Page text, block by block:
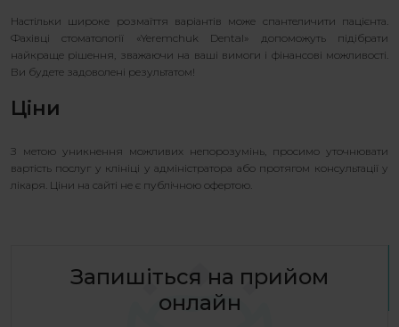
Настільки широке розмаїття варіантів може спантеличити пацієнта.
Фахівці стоматології «Yeremchuk Dental» допоможуть підібрати
найкраще рішення, зважаючи на ваші вимоги і фінансові можливості.
Ви будете задоволені результатом!
Ціни
З метою уникнення можливих непорозумінь, просимо уточнювати
вартість послуг у клініці у адміністратора або протягом консультації у
лікаря. Ціни на сайті не є публічною офертою.
Запишіться на прийом
онлайн